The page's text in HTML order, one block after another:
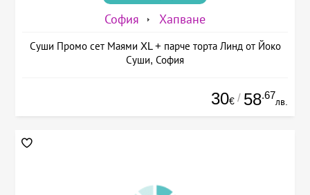
София Хапване
Суши Промо сет Маями XL + парче торта Линд от Йоко
Суши, София
30€ / 58.67
лв.